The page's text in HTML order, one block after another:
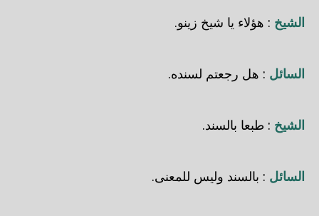
الشيخ : هؤلاء يا شيخ زينو.
السائل : هل رجعتم لسنده.
الشيخ : طبعا بالسند.
السائل : بالسند وليس للمعنى.